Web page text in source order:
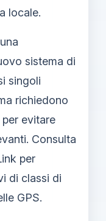
locale.
sistema di
singoli
richiedono
evitare
Consulta
per
di classi di
GPS.